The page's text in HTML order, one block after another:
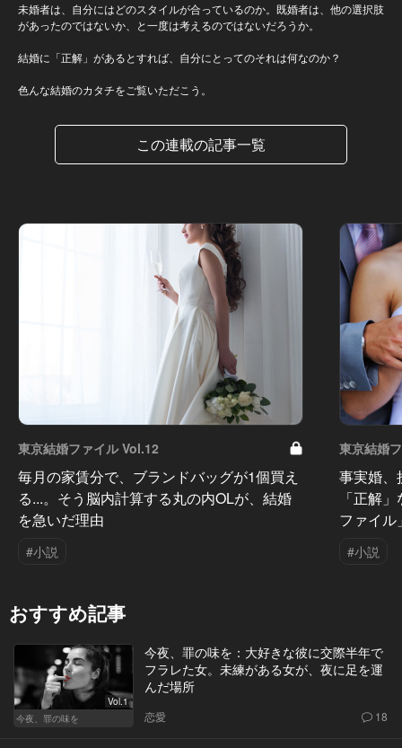
未婚者は、自分にはどのスタイルが合っているのか。既婚者は、他の選択肢
があったのではないか、と一度は考えるのではないだろうか。
結婚に「正解」があるとすれば、自分にとってのそれは何なのか？
色んな結婚のカタチをご覧いただこう。
この連載の記事一覧
東京結婚ファイル Vol.12
毎月の家賃分で、ブランドバッグが1個買え
る...。そう脳内計算する丸の内OLが、結婚
を急いだ理由
#小説
東京結婚
事実婚
「正解
ファイル
#小説
おすすめ記事
Vol.1
今夜、罪の味を
今夜、罪の味を：大好きな彼に交際半年で
フラレた女。未練がある女が、夜に足を運
んだ場所
恋愛 18